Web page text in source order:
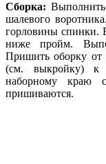
Сборка:
шалевого
горловины спинки.
ниже пройм.
Пришить оборку от
(см. выкройку) к
наборному краю
пришиваются.